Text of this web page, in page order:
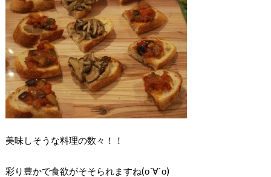
美味しそうな料理の数々！！
彩り豊かで食欲がそそられますね(о´∀`о)